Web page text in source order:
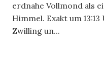
erdnahe Vollmond als
Himmel. Exakt um
Zwilling un...